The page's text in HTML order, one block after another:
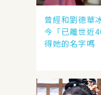
曾經和劉德華
今「已離世近
得她的名字嗎